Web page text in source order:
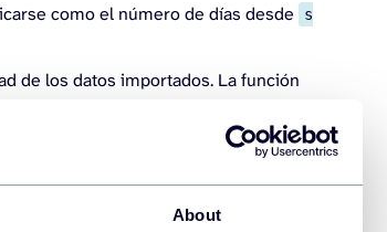
About
como el número de días desde
s
de los datos importados. La función